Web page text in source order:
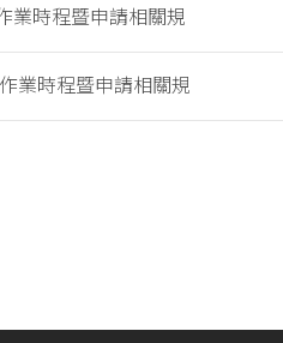
業時程暨申請相關規
業時程暨申請相關規